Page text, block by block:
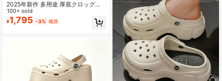
2025年新作 多用途 厚底クロッグシ
ューズ レディース、夏用アウトドア
ウェア ウェッジヒール EVA レースト
リム ビーチ クローズドトゥサンダル
100+ sold
¥1,795 -3% 概算